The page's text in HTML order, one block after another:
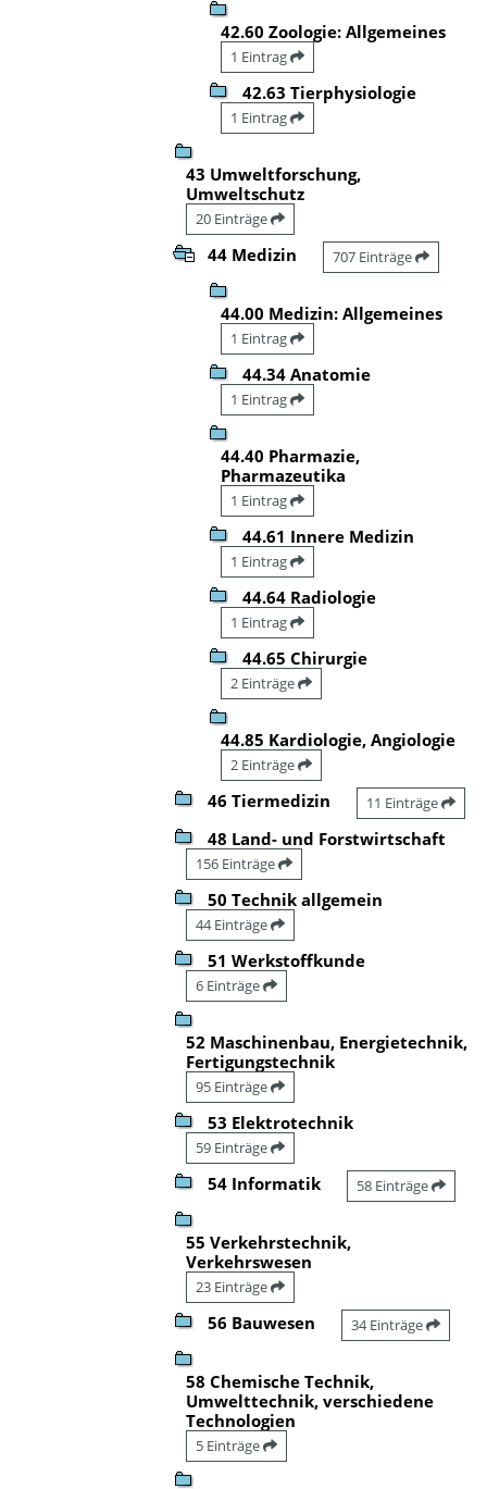
42.60 Zoologie: Allgemeines
1 Eintrag
42.63 Tierphysiologie
1 Eintrag
43 Umweltforschung,
Umweltschutz
20 Einträge
44 Medizin 707 Einträge
44.00 Medizin: Allgemeines
1 Eintrag
44.34 Anatomie
1 Eintrag
44.40 Pharmazie,
Pharmazeutika
1 Eintrag
44.61 Innere Medizin
1 Eintrag
44.64 Radiologie
1 Eintrag
44.65 Chirurgie
2 Einträge
44.85 Kardiologie, Angiologie
2 Einträge
46 Tiermedizin 11 Einträge
48 Land- und Forstwirtschaft
156 Einträge
50 Technik allgemein
44 Einträge
51 Werkstoffkunde
6 Einträge
52 Maschinenbau, Energietechnik,
Fertigungstechnik
95 Einträge
53 Elektrotechnik
59 Einträge
54 Informatik 58 Einträge
55 Verkehrstechnik,
Verkehrswesen
23 Einträge
56 Bauwesen 34 Einträge
58 Chemische Technik,
Umwelttechnik, verschiedene
Technologien
5 Einträge